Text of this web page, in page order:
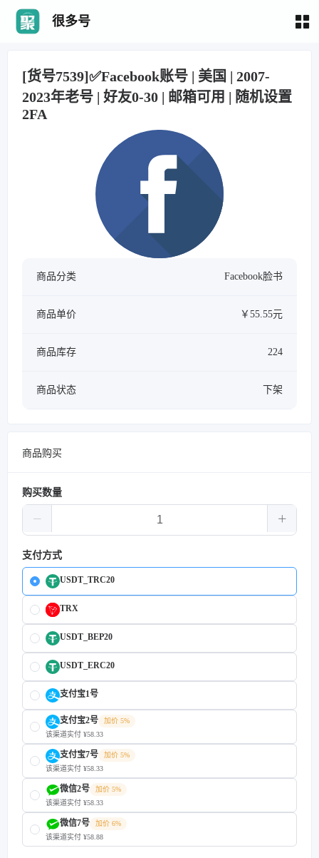
很多号
[货号7539]✅Facebook账号 | 美国 | 2007-
2023年老号 | 好友0-30 | 邮箱可用 | 随机设置
2FA
商品分类 Facebook脸书
商品单价 ￥55.55元
商品库存 224
商品状态 下架
商品购买
购买数量
支付方式
USDT_TRC20
TRX
USDT_BEP20
USDT_ERC20
支付宝1号
支付宝2号
加价 5%
该渠道实付 ¥58.33
支付宝7号
加价 5%
该渠道实付 ¥58.33
微信2号
加价 5%
该渠道实付 ¥58.33
微信7号
加价 6%
该渠道实付 ¥58.88